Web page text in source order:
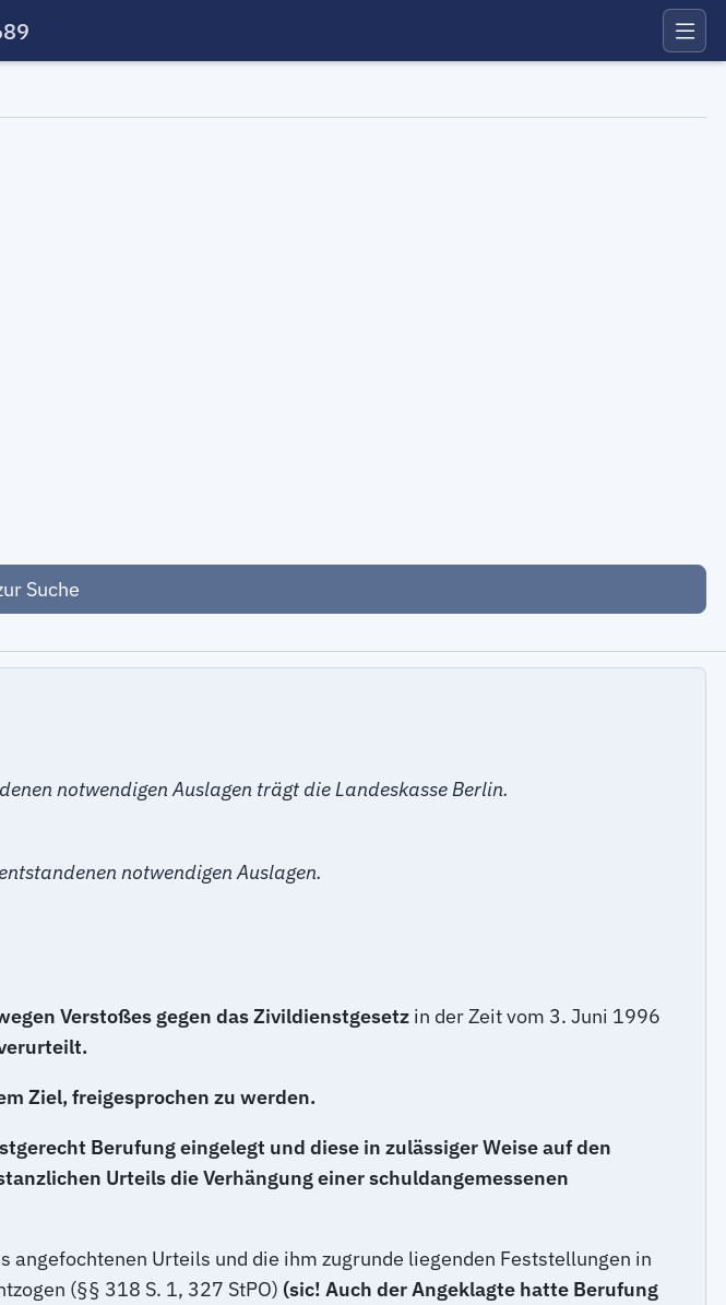
Suche
notwendigen Auslagen trägt die Landeskasse Berlin.
notwendigen Auslagen.
Verstoßes gegen das Zivildienstgesetz in der Zeit vom 3. Juni 1996
Ziel, freigesprochen zu werden.
Berufung eingelegt und diese in zulässiger Weise auf den
Urteils die Verhängung einer schuldangemessenen
Urteils und die ihm zugrunde liegenden Feststellungen in
(§§ 318 S. 1, 327 StPO) (sic! Auch der Angeklagte hatte Berufung